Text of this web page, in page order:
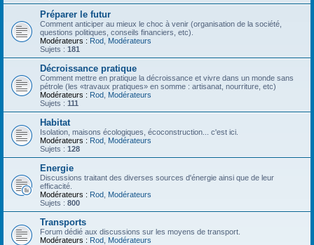
Préparer le futur
Comment anticiper au mieux le choc à venir (organisation de la société,
questions politiques, conseils financiers, etc).
Modérateurs : Rod Modérateurs
Sujets : 181
Décroissance pratique
Comment mettre en pratique la décroissance et vivre dans un monde sans
pétrole (les «travaux pratiques» en somme : artisanat, nourriture, etc)
Modérateurs : Rod Modérateurs
Sujets : 111
Habitat
Isolation, maisons écologiques, écoconstruction... c'est ici.
Modérateurs : Rod Modérateurs
Sujets : 128
Energie
Discussions traitant des diverses sources d'énergie ainsi que de leur
efficacité.
Modérateurs : Rod Modérateurs
Sujets : 800
Transports
Forum dédié aux discussions sur les moyens de transport.
Modérateurs : Rod Modérateurs